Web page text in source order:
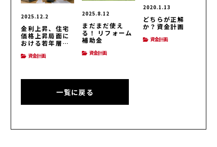
2025.12.2
金利上昇、住宅
価格上昇局面に
おける若年層の
は 資金計画
2025.8.12
まだまだ使え
る！ リフォーム
補助金
資金計画
2020.1.13
どちらが正解
か？資金計画
資金計画
一覧に戻る